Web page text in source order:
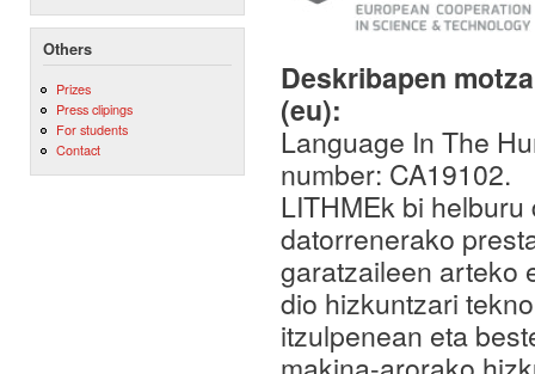
Others
Prizes
Press clipings
For students
Contact
Deskribapen
(eu):
Language In The
number: CA19102.
LITHMEk bi
datorrenerako
garatzaileen arteko
dio hizkuntzari
itzulpenean eta